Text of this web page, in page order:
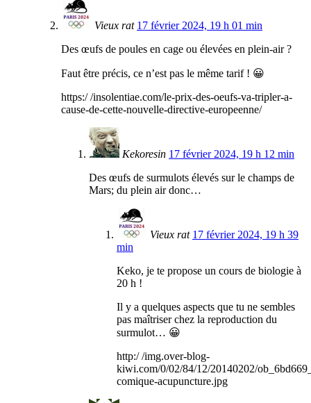
Vieux rat 17 février 2024, 19 h 01 min
Des œufs de poules en cage ou élevées en plein-air ?
Faut être précis, ce n’est pas le même tarif ! 😀
https:/ /insolentiae.com/le-prix-des-oeufs-va-tripler-a-
cause-de-cette-nouvelle-directive-europeenne/
Kekoresin 17 février 2024, 19 h 12 min
Des œufs de surmulots élevés sur le champs de
Mars; du plein air donc…
Vieux rat 17 février 2024, 19 h 39
min
Keko, je te propose un cours de biologie à
20 h !
Il y a quelques aspects que tu ne sembles
pas maîtriser chez la reproduction du
surmulot… 😀
http:/ /img.over-blog-
kiwi.com/0/02/84/12/20140202/
comique-acupuncture.jpg